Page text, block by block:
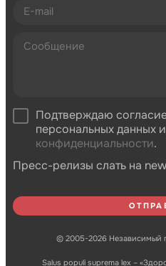
Подтверждаю
персональных данных
конфиденциальности.
Пресс-релизы слать на
© 2005-2026 Независимый
Salus populi suprema lex –